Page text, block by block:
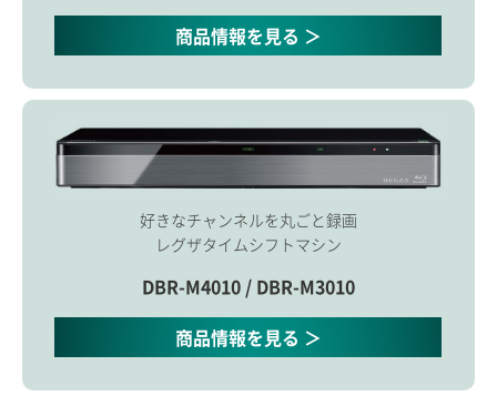
商品情報を見る ＞
好きなチャンネルを丸ごと録画
レグザタイムシフトマシン
DBR-M4010 / DBR-M3010
商品情報を見る ＞